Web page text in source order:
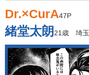
Dr.×CurA47P
緒堂太朗 21歳 埼玉